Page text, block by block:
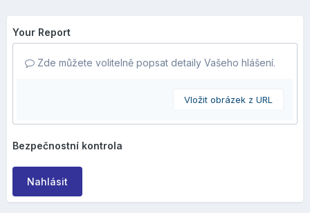
Your Report
Zde můžete volitelně popsat detaily Vašeho hlášení.
Vložit obrázek z URL
Bezpečnostní kontrola
Nahlásit